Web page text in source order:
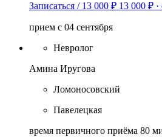
Записаться / 13 000 ₽ 13 000 ₽ ·
прием с 04 сентября
Невролог
Амина Иругова
Ломоносовский
Павелецкая
время первичного приёма 80